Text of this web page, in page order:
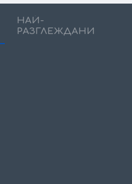
НАЙ-
РАЗГЛЕЖДАНИ